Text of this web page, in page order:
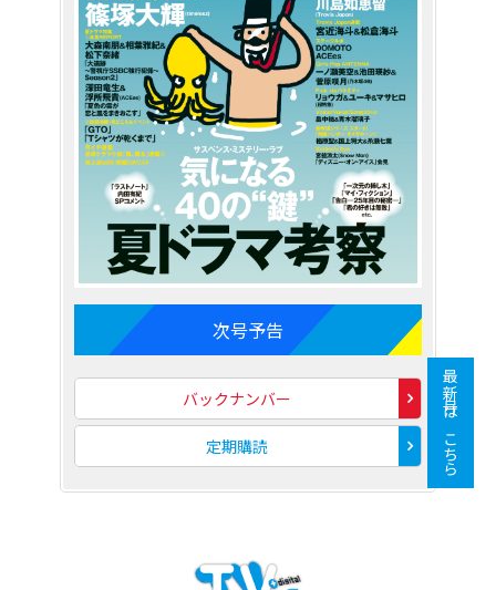
次号予告
バックナンバー
定期購読 最新号はこちら